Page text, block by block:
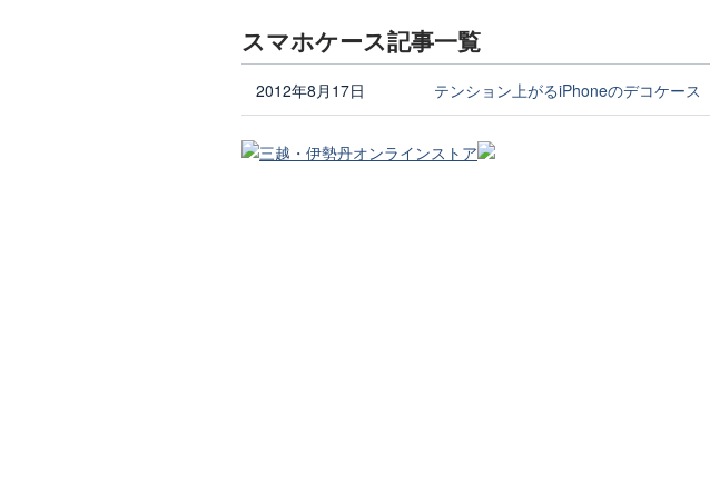
スマホケース記事一覧
2012年8月17日 テンション上がるiPhoneのデコケース